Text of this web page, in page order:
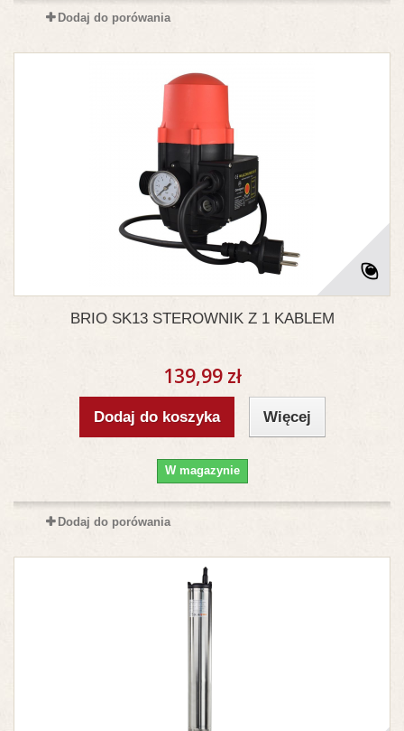
Dodaj do porówania
BRIO SK13 STEROWNIK Z 1 KABLEM
139,99 zł
Dodaj do koszyka Więcej
W magazynie
Dodaj do porówania